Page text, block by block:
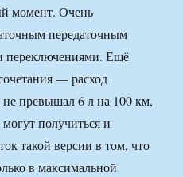
момент. Очень
передаточным
переключениями. Ещё
— расход
не превышал 6 л на 100 км,
получиться и
такой версии в том, что
в максимальной